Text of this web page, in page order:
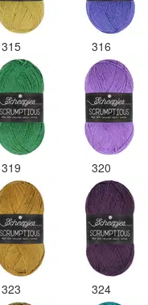
315 316
319 320
323 324